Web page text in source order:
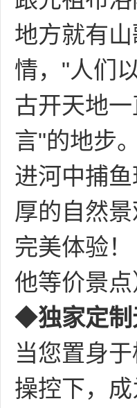
地方就有
情， "人们
古开天地
言"的地步。
进河中捕
厚的自然
完美体验
他等价景点
◆独家定
当您置身
操控下，